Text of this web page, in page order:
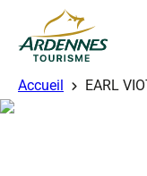
ADT des Ardennes
Accueil EARL